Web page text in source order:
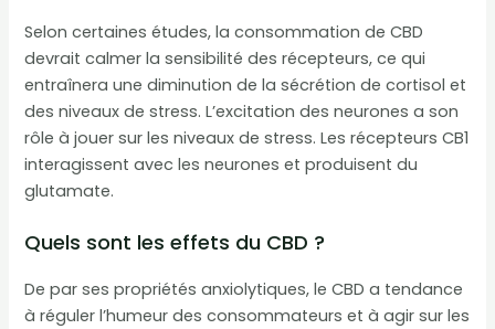
Selon certaines études, la consommation de CBD
devrait calmer la sensibilité des récepteurs, ce qui
entraînera une diminution de la sécrétion de cortisol et
des niveaux de stress. L’excitation des neurones a son
rôle à jouer sur les niveaux de stress. Les récepteurs CB1
interagissent avec les neurones et produisent du
glutamate.
Quels sont les effets du CBD ?
De par ses propriétés anxiolytiques, le CBD a tendance
à réguler l’humeur des consommateurs et à agir sur les